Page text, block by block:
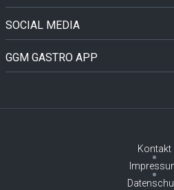
SOCIAL MEDIA
GGM GASTRO APP
Kontakt